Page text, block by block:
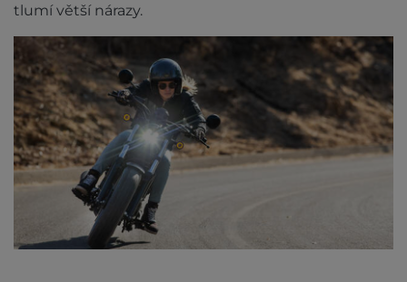
tlumí větší nárazy.